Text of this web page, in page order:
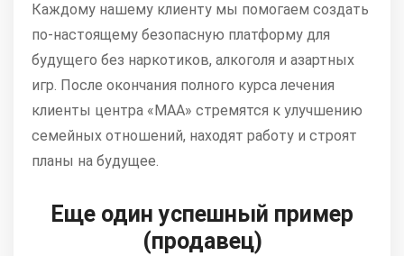
Каждому нашему клиенту мы помогаем создать
по-настоящему безопасную платформу для
будущего без наркотиков, алкоголя и азартных
игр. После окончания полного курса лечения
клиенты центра «МАА» стремятся к улучшению
семейных отношений, находят работу и строят
планы на будущее.
Еще один успешный пример
(продавец)